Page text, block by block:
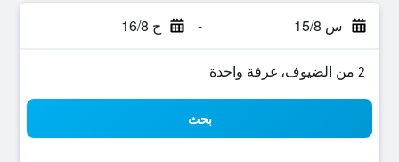
س 15/8 - ح 16/8
2 من الضيوف، غرفة واحدة
بحث